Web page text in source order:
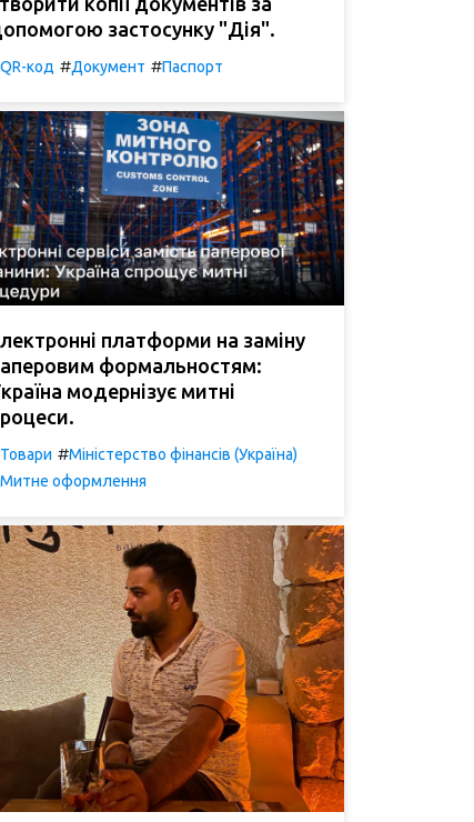
застосунку "Дія".
QR-код #Документ #Паспорт
платформи на заміну
формальностям:
модернізує митні
Товари #Міністерство фінансів (Україна)
Митне оформлення